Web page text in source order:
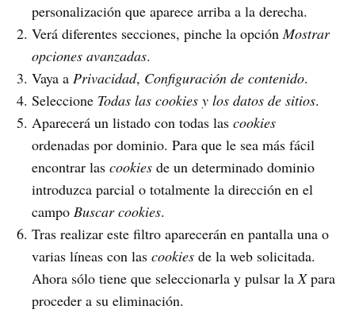
personalización que aparece arriba a la derecha.
Verá diferentes secciones, pinche la opción Mostrar
opciones avanzadas.
Vaya a Privacidad, Configuración de contenido.
Seleccione Todas lascookies y los datos de sitios.
Aparecerá un listado con todas lascookies
ordenadas por dominio. Para que le sea más fácil
encontrar lascookies de un determinado dominio
introduzca parcial o totalmente la dirección en el
campo Buscar cookies.
Tras realizar este filtro aparecerán en pantalla una o
varias líneas con lascookies de la web solicitada.
Ahora sólo tiene que seleccionarla y pulsar la Xpara
proceder a su eliminación.